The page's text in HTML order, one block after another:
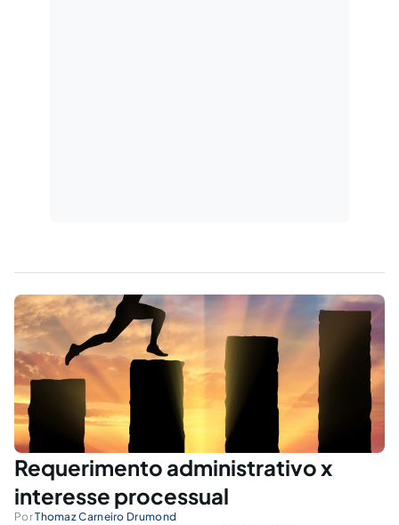
Requerimento administrativo x
interesse processual
PorThomaz Carneiro Drumond